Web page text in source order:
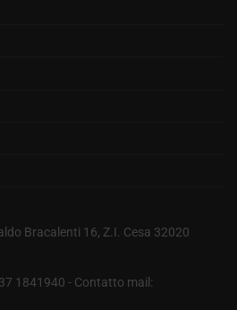
Bracalenti 16, Z.I. Cesa 32020
1841940 - Contatto mail: